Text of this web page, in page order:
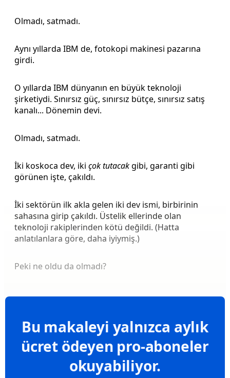
Olmadı, satmadı.
Aynı yıllarda IBM de, fotokopi makinesi pazarına
girdi.
O yıllarda IBM dünyanın en büyük teknoloji
şirketiydi. Sınırsız güç, sınırsız bütçe, sınırsız satış
kanalı... Dönemin devi.
Olmadı, satmadı.
İki koskoca dev, iki çok tutacakgibi, garanti gibi
görünen işte, çakıldı.
İki sektörün ilk akla gelen iki dev ismi, birbirinin
sahasına girip çakıldı. Üstelik ellerinde olan
teknoloji rakiplerinden kötü değildi. (Hatta
anlatılanlara göre, daha iyiymiş.)
Peki ne oldu da olmadı?
Bu makaleyi yalnızca aylık
ücret ödeyen pro-aboneler
okuyabiliyor.